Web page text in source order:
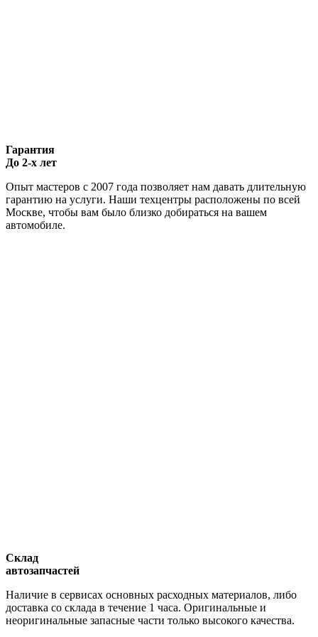
Гарантия
До 2-х лет
Опыт мастеров с 2007 года позволяет нам давать длительную
гарантию на услуги. Наши техцентры расположены по всей
Москве, чтобы вам было близко добираться на вашем
автомобиле.
Склад
автозапчастей
Наличие в сервисах основных расходных материалов, либо
доставка со склада в течение 1 часа. Оригинальные и
неоригинальные запасные части только высокого качества.